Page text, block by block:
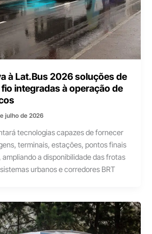
à Lat.Bus 2026 soluções de
integradas à operação de
julho de 2026
tecnologias capazes de fornecer
terminais, estações, pontos finais
a disponibilidade das frotas
urbanos e corredores BRT